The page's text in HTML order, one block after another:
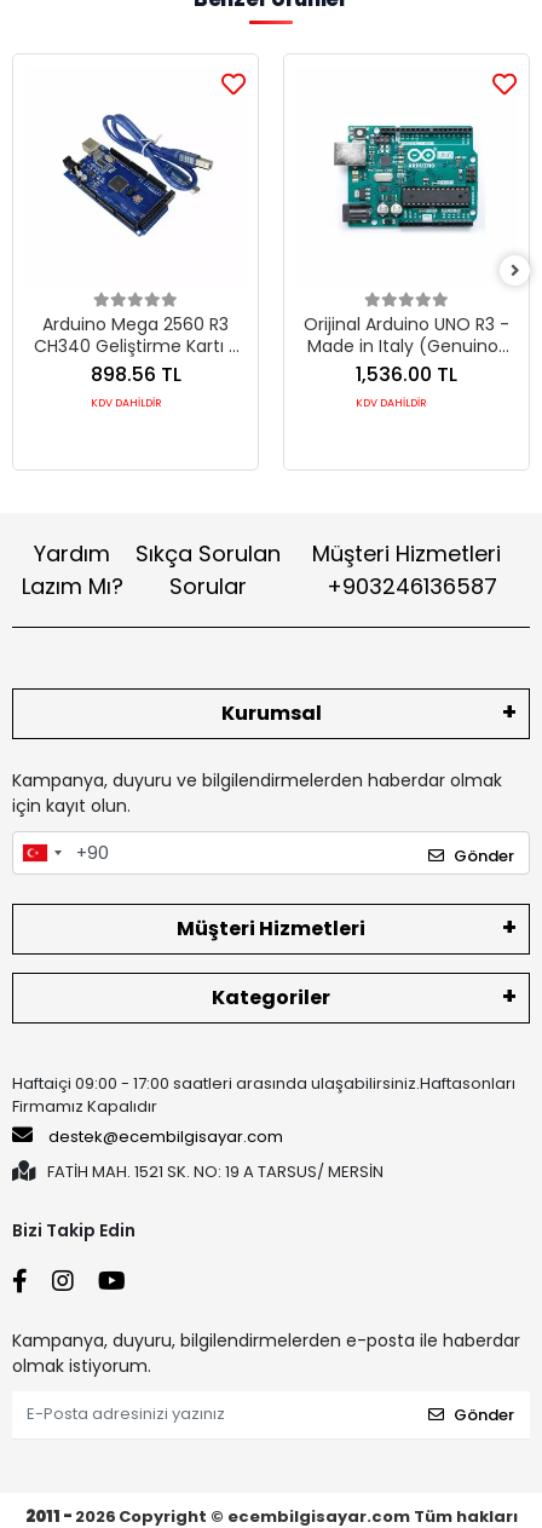
Arduino Mega 2560 R3
CH340 Geliştirme Kartı -
ATmega2560 Yüksek
898.56 TL
KDV DAHİLDİR
Orijinal Arduino UNO R3 -
Made in Italy (Genuino)
Profesyonel Geliştirme
1,536.00 TL
KDV DAHİLDİR
Yardım
Lazım Mı?
Sıkça Sorulan
Sorular
Müşteri Hizmetleri
+903246136587
Kurumsal
Kampanya, duyuru ve bilgilendirmelerden haberdar olmak
için kayıt olun.
Gönder
Müşteri Hizmetleri
Kategoriler
Haftaiçi 09:00 - 17:00 saatleri arasında ulaşabilirsiniz.Haftasonları
Firmamız Kapalıdır
destek@ecembilgisayar.com
FATİH MAH. 1521 SK. NO: 19 A TARSUS/ MERSİN
Bizi Takip Edin
Kampanya, duyuru, bilgilendirmelerden e-posta ile haberdar
olmak istiyorum.
Gönder
2011 - 2026 Copyright © ecembilgisayar.com Tüm hakları